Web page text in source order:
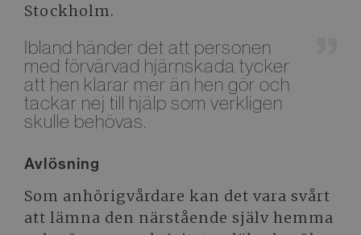
Stockholm.
Ibland händer det att personen
med förvärvad hjärnskada tycker
att hen klarar mer än hen gör och
tackar nej till hjälp som verkligen
skulle behövas.
Avlösning
Som anhörigvårdare kan det vara svårt
att lämna den närstående själv hemma